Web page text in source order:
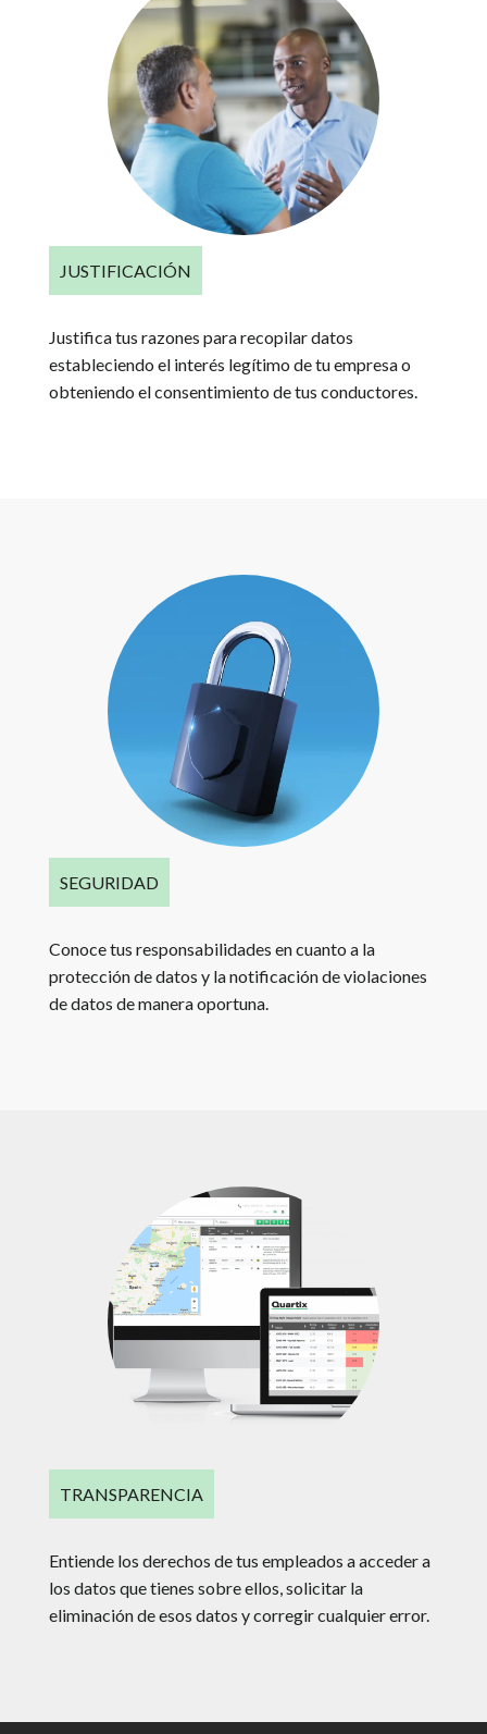
JUSTIFICACIÓN
Justifica tus razones para recopilar datos
estableciendo el interés legítimo de tu empresa o
obteniendo el consentimiento de tus conductores.
SEGURIDAD
Conoce tus responsabilidades en cuanto a la
protección de datos y la notificación de violaciones
de datos de manera oportuna.
TRANSPARENCIA
Entiende los derechos de tus empleados a acceder a
los datos que tienes sobre ellos, solicitar la
eliminación de esos datos y corregir cualquier error.